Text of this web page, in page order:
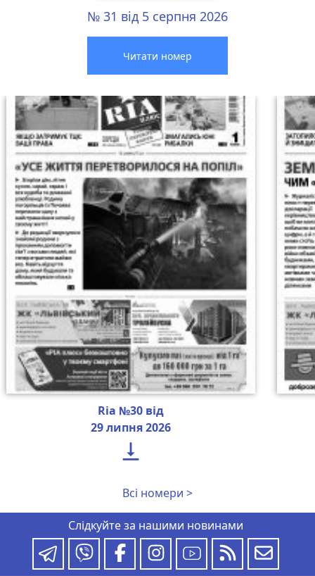
№ 31 від 5 серпня 2026
Читати номер
Ria №30 від
29 липня 2026

Всі номери >
Слідкуйте за нашими новинами